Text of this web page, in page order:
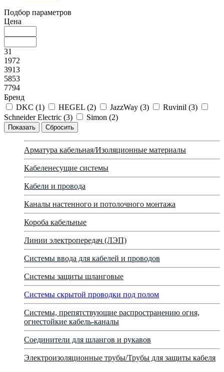
Подбор параметров
Цена
31
1972
3913
5853
7794
Бренд
DKC (1) HEGEL (2) JazzWay (3) Ruvinil (3)
Schneider Electric (3) Simon (2)
Арматура кабельная/Изоляционные материалы
Кабеленесущие системы
Кабели и провода
Каналы настенного и потолочного монтажа
Короба кабельные
Линии электропередач (ЛЭП)
Системы ввода для кабелей и проводов
Системы защиты шланговые
Системы скрытой проводки под полом
Системы, препятствующие распространению огня,
огнестойкие кабель-каналы
Соединители для шлангов и рукавов
Электроизоляционные трубы/Трубы для защиты кабеля